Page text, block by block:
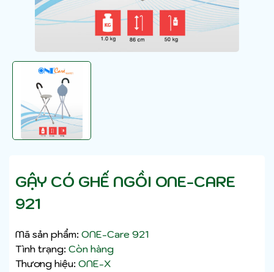
GẬY CÓ GHẾ NGỒI ONE-CARE
921
Mã sản phẩm: ONE-Care 921
Tình trạng: Còn hàng
Thương hiệu: ONE-X